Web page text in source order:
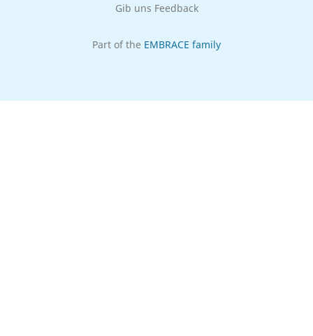
Gib uns Feedback
Part of the EMBRACE family